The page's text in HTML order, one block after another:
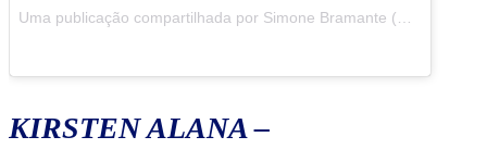
KIRSTEN ALANA –